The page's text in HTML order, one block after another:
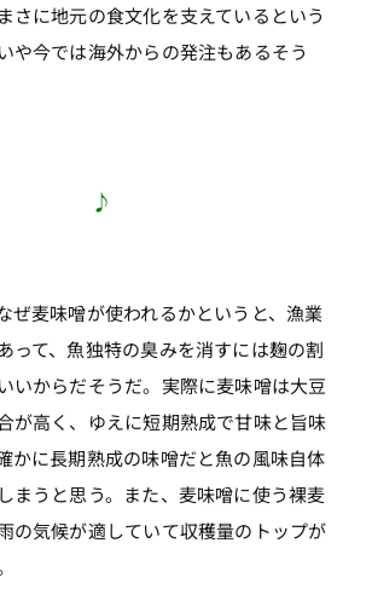
さに地元の食文化を支えているという
や今では海外からの発注もあるそう
♪
ぜ麦味噌が使われるかというと、漁業
って、魚独特の臭みを消すには麹の割
いからだそうだ。実際に麦味噌は大豆
が高く、ゆえに短期熟成で甘味と旨味
かに長期熟成の味噌だと魚の風味自体
まうと思う。また、麦味噌に使う裸麦
の気候が適していて収穫量のトップが